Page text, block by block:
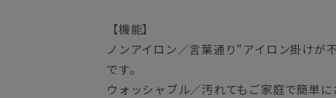
【機能】
ノンアイロン／言葉通り“アイロン掛けが
です。
ウォッシャブル／汚れてもご家庭で簡単に